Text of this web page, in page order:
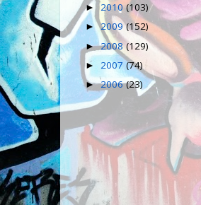
► 2010(103)
►2009(152)
►2008(129)
► 2007 (74)
►2006(23)